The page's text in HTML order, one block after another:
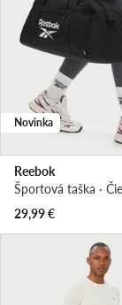
Novinka
Reebok
Športová taška ·
29,99€